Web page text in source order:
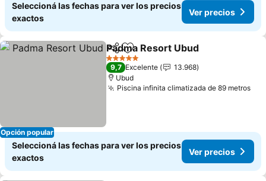
Seleccioná las fechas para ver los precios
exactos
Ver precios
Opción popular
CompartirAñadir a favoritos
Padma Resort Ubud
5 Estrellas
9,7 Excelente
13.968
Ubud
Piscina infinita climatizada de 89 metros
Seleccioná las fechas para ver los precios
exactos
Ver precios